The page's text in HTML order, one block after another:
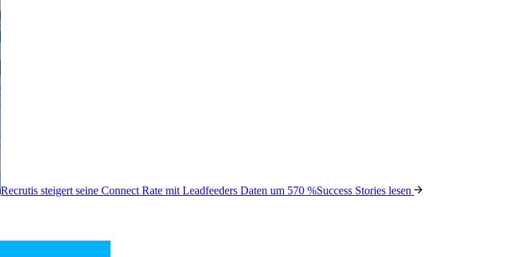
Recrutis steigert seine Connect Rate mit Leadfeeders Daten um 570 %Success Stories lesen